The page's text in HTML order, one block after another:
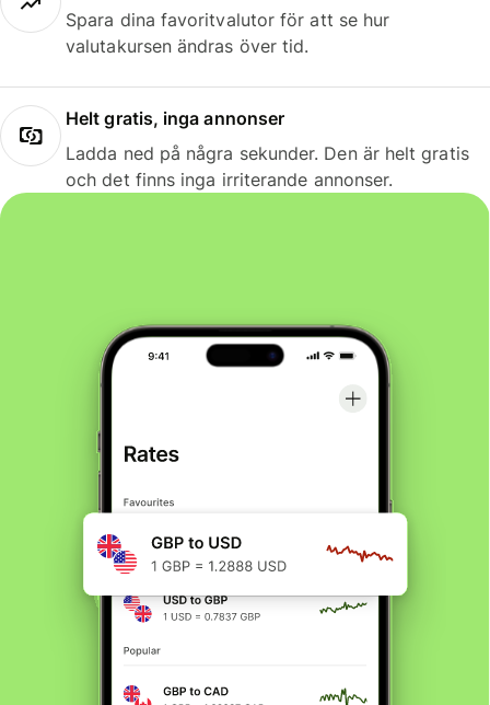
Spara dina favoritvalutor för att se hur
valutakursen ändras över tid.
Helt gratis, inga annonser
Ladda ned på några sekunder. Den är helt gratis
och det finns inga irriterande annonser.